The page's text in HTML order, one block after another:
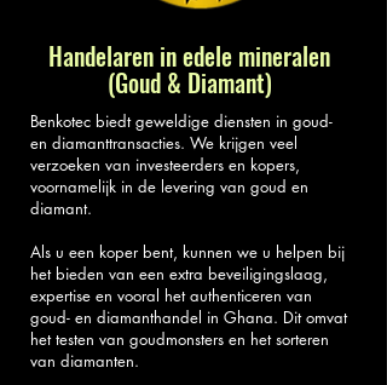
Handelaren in edele mineralen
(Goud & Diamant)
Benkotec biedt geweldige diensten in goud-
en diamanttransacties. We krijgen veel
verzoeken van investeerders en kopers,
voornamelijk in de levering van goud en
diamant.
Als u een koper bent, kunnen we u helpen bij
het bieden van een extra beveiligingslaag,
expertise en vooral het authenticeren van
goud- en diamanthandel in Ghana. Dit omvat
het testen van goudmonsters en het sorteren
van diamanten.